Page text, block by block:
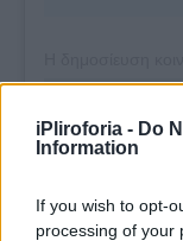
iPliroforia - Do
Information
If you wish to opt-
processing of your
μου